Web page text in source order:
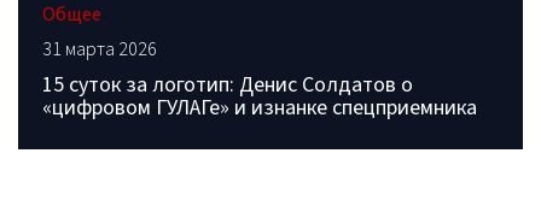
Общее
31 марта 2026
15 суток за логотип: Денис Солдатов о
«цифровом ГУЛАГе» и изнанке спецприемника